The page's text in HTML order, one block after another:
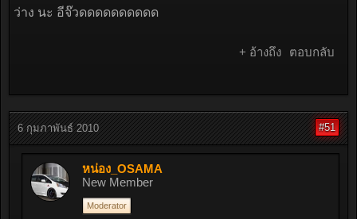
ว่าง นะ อีจ๊วดดดดดดดดดด
+ อ้างถึง ตอบกลับ
6 กุมภาพันธ์ 2010 #51
หน่อง_OSAMA
New Member
Moderator